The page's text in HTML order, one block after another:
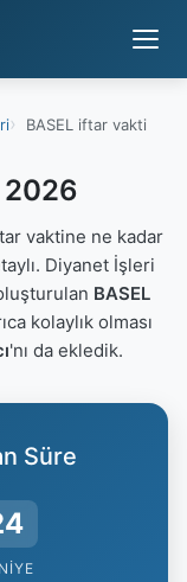
BASEL iftar vakti
2026
vaktine ne kadar
Diyanet İşleri
BASEL
kolaylık olması
'nı da ekledik.
Süre